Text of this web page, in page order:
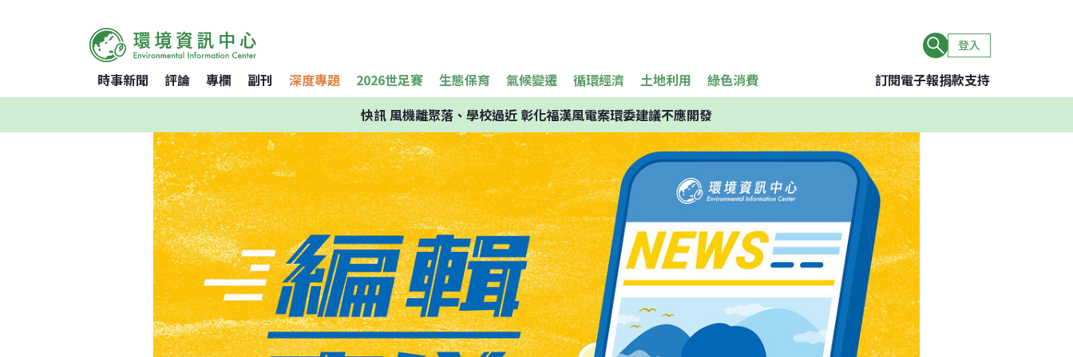
登入
時事新聞 評論 專欄 副刊 深度專題 2026世足賽 生態保育 氣候變遷 循環經濟 土地利用 綠色消費 訂閱電子報捐款支持
快訊風機離聚落、學校過近 彰化福漢風電案環委建議不應開發